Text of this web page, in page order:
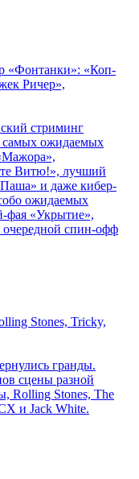
«Фонтанки»: «Коп-
Ричер»,
стриминг
самых ожидаемых
Витю!», лучший
и даже кибер-
ожидаемых
фая «Укрытие»,
очередной спин-офф
Stones, Tricky,
гранды.
сцены разной
Rolling Stones, The
и Jack White.